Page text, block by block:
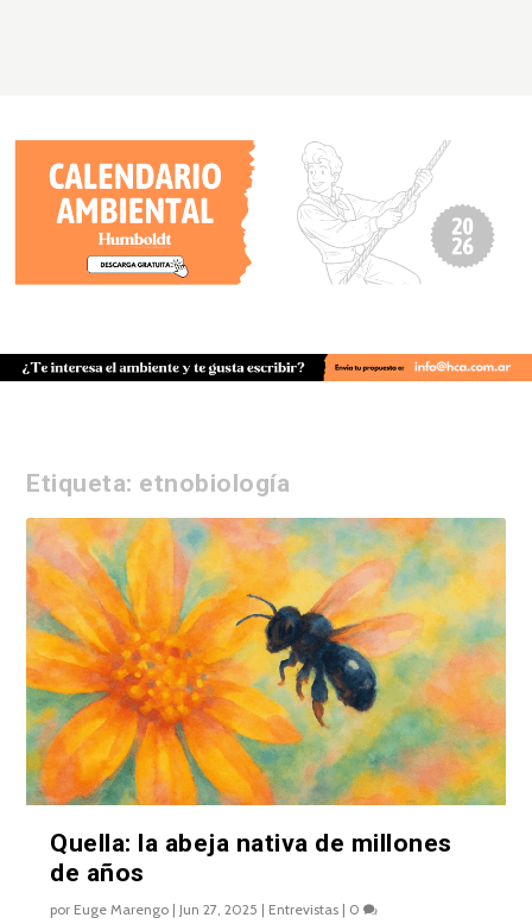
Etiqueta: etnobiología
Quella: la abeja nativa de millones
de años
por Euge Marengo | Jun 27, 2025 | Entrevistas | 0